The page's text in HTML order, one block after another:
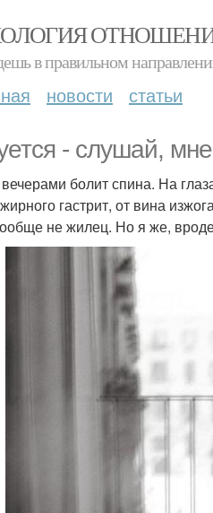
в правильном
новости статьи
- слушай, мне
болит спина. На
гастрит, от вина
не жилец. Но я же,